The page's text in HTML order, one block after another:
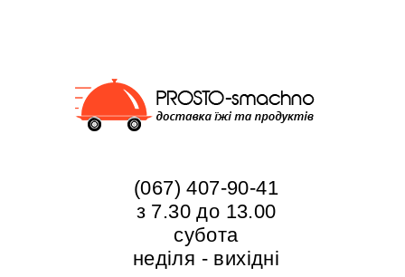
(067) 407-90-41
з 7.30 до 13.00
субота
неділя - вихідні